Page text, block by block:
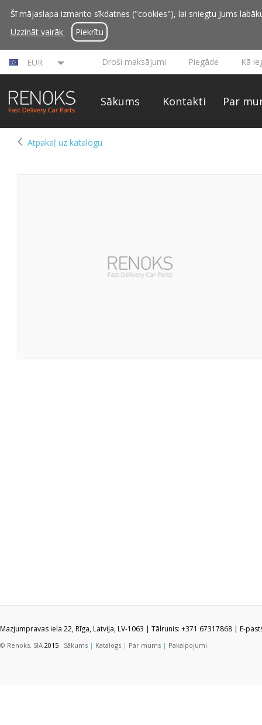
Šī mājaslapa izmanto sīkdatnes ("cookies"), lai sniegtu Jums
Uzzināt vairāk
Piekrītu
EUR Droši maksājumi Piegāde Kā
Sākums Kontakti Par
Atpakaļ uz katalogu
Mazjumpravas iela 22, Rīga, Latvija, LV-1063 | Tālrunis: +371 67317868 | E-
© Renoks, SIA 2015 Sākums | Katalogs | Par mums | Pakalpojumi